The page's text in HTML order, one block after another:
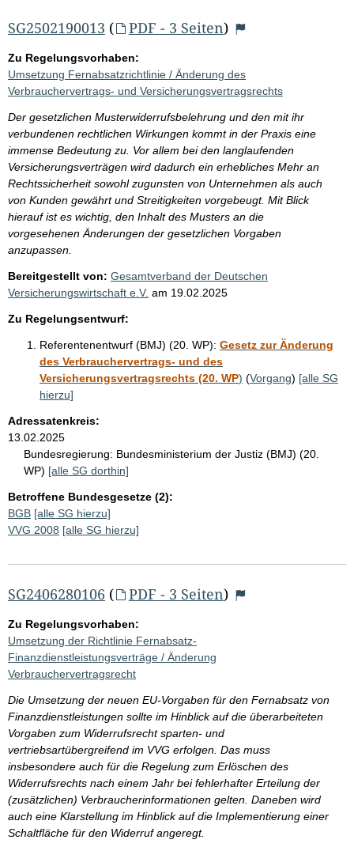
SG2502190013 ( PDF - 3 Seiten)
Zu Regelungsvorhaben:
Umsetzung Fernabsatzrichtlinie / Änderung des
Verbrauchervertrags- und Versicherungsvertragsrechts
Der gesetzlichen Musterwiderrufsbelehrung und den mit ihr
verbundenen rechtlichen Wirkungen kommt in der Praxis eine
immense Bedeutung zu. Vor allem bei den langlaufenden
Versicherungsverträgen wird dadurch ein erhebliches Mehr an
Rechtssicherheit sowohl zugunsten von Unternehmen als auch
von Kunden gewährt und Streitigkeiten vorgebeugt. Mit Blick
hierauf ist es wichtig, den Inhalt des Musters an die
vorgesehenen Änderungen der gesetzlichen Vorgaben
anzupassen.
Bereitgestellt von: Gesamtverband der Deutschen
Versicherungswirtschaft e.V. am 19.02.2025
Zu Regelungsentwurf:
Referentenentwurf (BMJ) (20. WP): Gesetz zur Änderung
des Verbrauchervertrags- und des
Versicherungsvertragsrechts (20. WP) (Vorgang) [alle SG
hierzu]
Adressatenkreis:
13.02.2025
Bundesregierung: Bundesministerium der Justiz (BMJ) (20.
WP) [alle SG dorthin]
Betroffene Bundesgesetze (2):
BGB [alle SG hierzu]
VVG 2008 [alle SG hierzu]
SG2406280106 ( PDF - 3 Seiten)
Zu Regelungsvorhaben:
Umsetzung der Richtlinie Fernabsatz-
Finanzdienstleistungsverträge / Änderung
Verbrauchervertragsrecht
Die Umsetzung der neuen EU-Vorgaben für den Fernabsatz von
Finanzdienstleistungen sollte im Hinblick auf die überarbeiteten
Vorgaben zum Widerrufsrecht sparten- und
vertriebsartübergreifend im VVG erfolgen. Das muss
insbesondere auch für die Regelung zum Erlöschen des
Widerrufsrechts nach einem Jahr bei fehlerhafter Erteilung der
(zusätzlichen) Verbraucherinformationen gelten. Daneben wird
auch eine Klarstellung im Hinblick auf die Implementierung einer
Schaltfläche für den Widerruf angeregt.